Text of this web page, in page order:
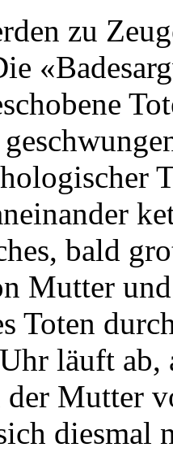
zu
bald
Mutter
Toten
läuft ab,
der Mutter
diesmal